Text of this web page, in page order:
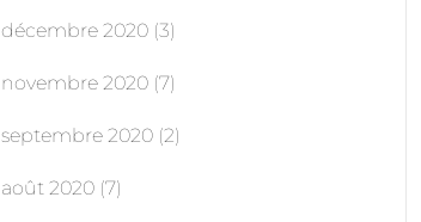
décembre 2020 (3)
novembre 2020 (7)
septembre 2020 (2)
août 2020 (7)